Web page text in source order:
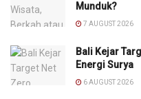
Munduk?
7 AUGUST 2026
Bali Kejar
Energi Surya
6 AUGUST 2026